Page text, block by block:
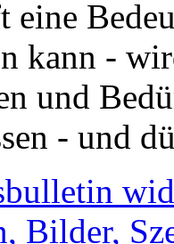
eine
kann -
und
- und
Bilder,